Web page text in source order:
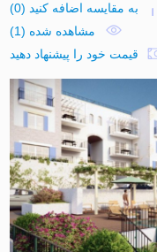
به مقایسه اضافه کنید (
0
)
مشاهده شده (1)
قیمت خود را پیشنهاد دهید